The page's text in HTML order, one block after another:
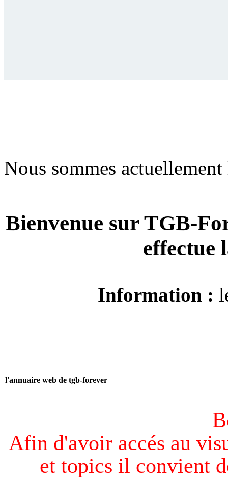
Nous sommes
Bienvenue sur TGB-
Information :
l'annuaire web de tgb-forever
Afin d'avoir accés au
et topics il convient